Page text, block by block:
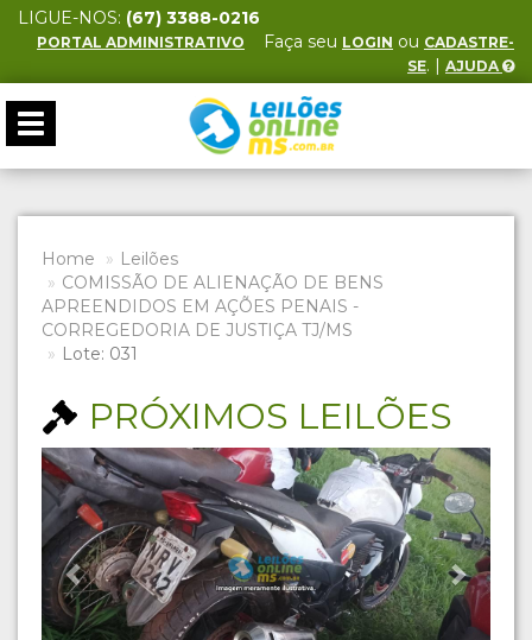
LIGUE-NOS: (67) 3388-0216
PORTAL ADMINISTRATIVO Faça seu LOGIN ou CADASTRE-
SE. | AJUDA
Toggle
navigation
Home
Leilões
COMISSÃO DE ALIENAÇÃO DE BENS
APREENDIDOS EM AÇÕES PENAIS -
CORREGEDORIA DE JUSTIÇA TJ/MS
Lote: 031
PRÓXIMOS LEILÕES
Previous Next